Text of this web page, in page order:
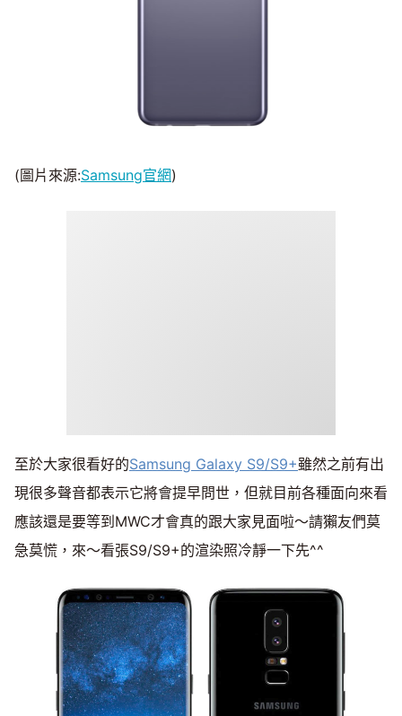
(圖片來源:Samsung官網)
至於大家很看好的Samsung Galaxy S9/S9+雖然之前有出
現很多聲音都表示它將會提早問世，但就目前各種面向來看
應該還是要等到MWC才會真的跟大家見面啦～請獺友們莫
急莫慌，來～看張S9/S9+的渲染照冷靜一下先^^